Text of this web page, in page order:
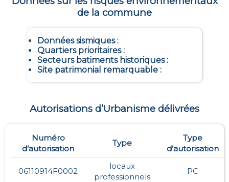
de la commune
Données sismiques:
Quartiers prioritaires:
Secteurs batiments historiques:
Site patrimonial remarquable:
Autorisations d’Urbanisme délivrées
Numéro
d’autorisation
Type
Type
d’autorisation
06110914F0002
locaux
professionnels
PC